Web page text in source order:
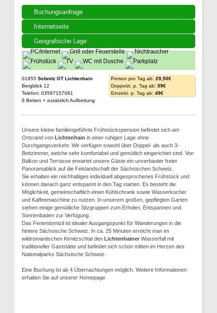
Buchungsanfrage
Internetseite
Geografische Lage
01855 Sebnitz OT Lichtenhain
Bergblick 12
Telefon: 03597157061
6 Betten + zusätzlich Aufbettung
Person pro Tag ab: 29,50€
Doppelzi. p. Tag ab: 59€
Einzelzi. p. Tag ab: 49€
Unsere kleine familiengeführte Frühstückspension befindet sich am
Ortsrand von Lichtenhain in einer ruhigen Lage ohne
Durchgangsverkehr. Wir verfügen sowohl über Doppel- als auch 3-
Bettzimmer, welche sehr komfortabel und gemütlich eingerichtet sind. Von
Balkon und Terrasse erwartet unsere Gäste ein unverbauter freier
Panoramablick auf die Felslandschaft der Sächsischen Schweiz.
Sie erhalten ein reichhaltiges individuell abgesprochenes Frühstück und
können danach ganz entspannt in den Tag starten. Es besteht die
Möglichkeit, gemeinschaftlich einen Kühlschrank sowie Wasserkocher
und Kaffeemaschine zu nutzen. In unserem großen, gepflegten Garten
stehen einige gemütliche Sitzgruppen zum Erholen, Entspannen und
Sonnenbaden zur Verfügung.
Das Feriendomizil ist idealer Ausgangspunkt für Wanderungen in die
hintere Sächsische Schweiz. In ca. 25 Minuten erreicht man im
wildromantischen Kirnitzschtal den Lichtenhainer Wasserfall mit
traditioneller Gaststätte und befindet sich schon mitten im Herzen des
Nationalparks Sächsische Schweiz.
Eine Buchung ist ab 4 Übernachtungen möglich. Weitere Informationen
erhalten Sie auf unserer Homepage